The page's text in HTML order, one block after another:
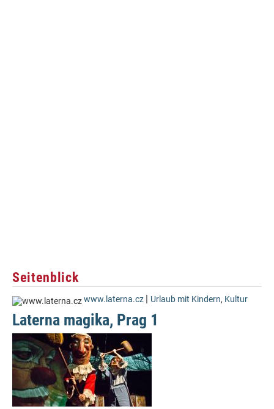
Seitenblick
www.laterna.cz | Urlaub mit Kindern, Kultur
Laterna magika, Prag 1